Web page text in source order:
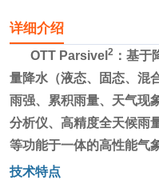
详细介绍
OTT Parsivel 2 ：基于
量降水（液态、固态、混
雨强、累积雨量、天气现
分析仪、高精度全天候雨
等功能于一体的高性能气
技术特点